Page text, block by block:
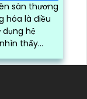
sàn thương
hóa là điều
dụng hệ
thấy
theo đấy
một cách